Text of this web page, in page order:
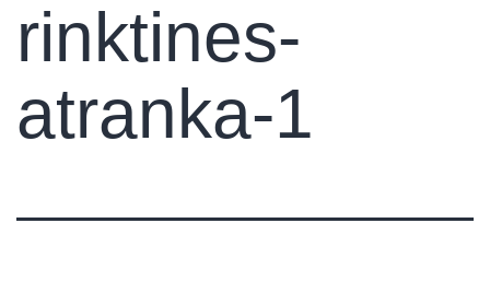
rinktines-
atranka-1